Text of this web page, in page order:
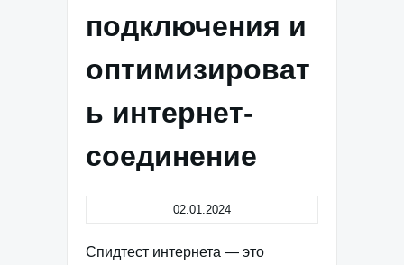
подключения и
оптимизироват
ь интернет-
соединение
02.01.2024
Спидтест интернета — это